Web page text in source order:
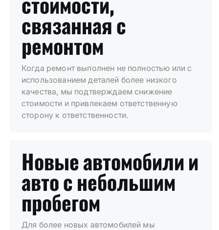
стоимости,
связанная с
ремонтом
Когда ремонт выполнен не полностью или с
использованием деталей более низкого
качества, мы подтверждаем снижение
стоимости и привлекаем ответственную
сторону к ответственности.
Новые автомобили и
авто с небольшим
пробегом
Для более новых автомобилей мы